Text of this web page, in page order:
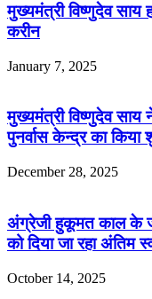
मुख्यमंत्री विष्णुदेव साय
करीन
January 7, 2025
मुख्यमंत्री विष्णुदेव साय
पुनर्वास केन्द्र का किया
December 28, 2025
अंग्रेजी हुकूमत काल के
को दिया जा रहा अंतिम
October 14, 2025